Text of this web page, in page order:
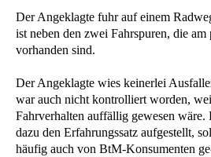
Der Angeklagte fuhr auf einem
ist neben den zwei Fahrspuren, die
vorhanden sind.
Der Angeklagte wies keinerlei
war auch nicht kontrolliert worden,
Fahrverhalten auffällig gewesen wäre.
dazu den Erfahrungssatz aufgestellt,
häufig auch von BtM-Konsumenten